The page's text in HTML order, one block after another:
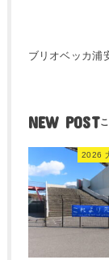
ブリオベッカ
NEW POST
2026